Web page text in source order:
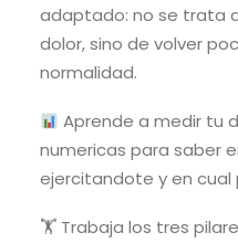
adaptado: no se trata
dolor, sino de volver
normalidad.
Aprende a medir tu
numericas para saber
ejercitandote y en cual
🏋️ Trabaja los tres